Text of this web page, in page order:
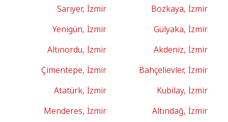
Bozkaya, İzmir
Sarıyer, İzmir
Gülyaka, İzmir
Yenigün, İzmir
Akdeniz, İzmir
Altınordu, İzmir
Bahçelievler, İzmir
Çimentepe, İzmir
Kubilay, İzmir
Atatürk, İzmir
Altındağ, İzmir
Menderes, İzmir